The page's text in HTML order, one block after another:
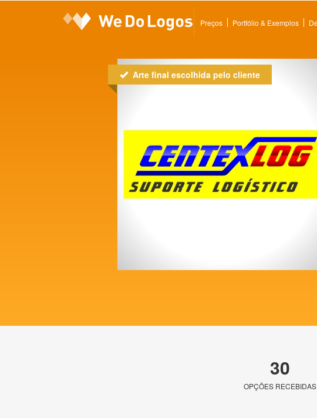
Preços Portfólio & Exemplos
Arte final escolhida pelo cliente
30
OPÇÕES RECEBIDAS